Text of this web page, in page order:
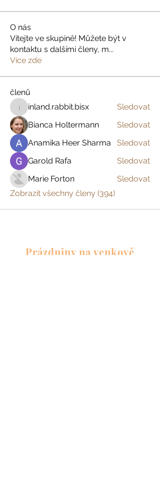
O nás
Vítejte ve skupině! Můžete být v
kontaktu s dalšími členy, m...
Více zde
členů
inland.rabbit.bisx
inland.rabbit.bisx
Sledovat
Bianca Holtermann
Sledovat
Anamika Heer Sharma
Sledovat
Garold Rafa
Sledovat
Marie Forton
Sledovat
Zobrazit všechny členy (394)
Prázdniny na venkově